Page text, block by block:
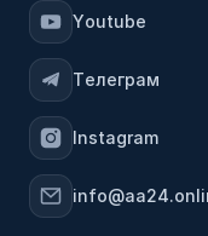
Youtube
Телеграм
Instagram